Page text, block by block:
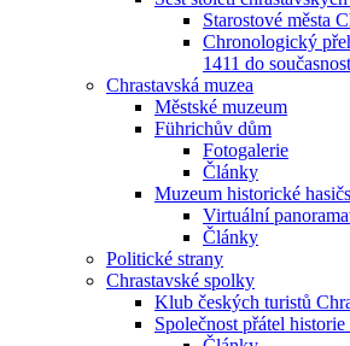
Starostové města
Chronologický
1411 do
Chrastavská muzea
Městské muzeum
Führichův dům
Fotogalerie
Články
Muzeum historické
Virtuální
Články
Politické strany
Chrastavské spolky
Klub českých turistů
Společnost přátel